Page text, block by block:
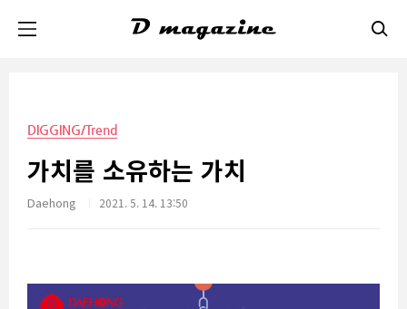
DIGGING/Trend
가치를 소유하는 가치
Daehong 2021. 5. 14. 13:50